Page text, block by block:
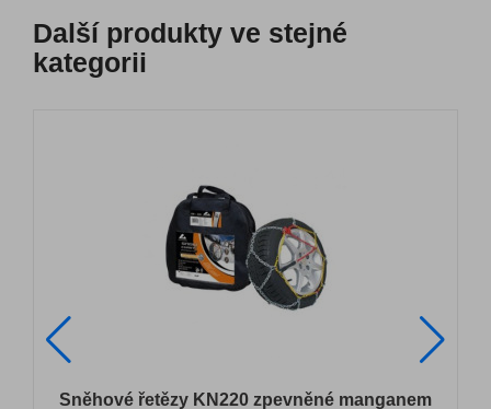
Další produkty ve stejné
kategorii
Sněhové řetězy KN220 zpevněné manganem